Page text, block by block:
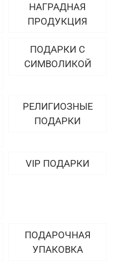
НАГРАДНАЯ
ПРОДУКЦИЯ
ПОДАРКИ С
СИМВОЛИКОЙ
РЕЛИГИОЗНЫЕ
ПОДАРКИ
VIP ПОДАРКИ
ПОДАРОЧНАЯ
УПАКОВКА